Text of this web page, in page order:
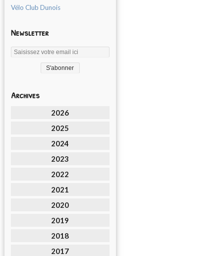
Vélo Club Dunois
Newsletter
Archives
2026
2025
2024
2023
2022
2021
2020
2019
2018
2017